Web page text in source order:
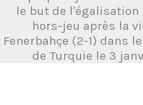
le but de l'égalisation
hors-jeu après la
Fenerbahçe (2-1) dans
de Turquie le 3